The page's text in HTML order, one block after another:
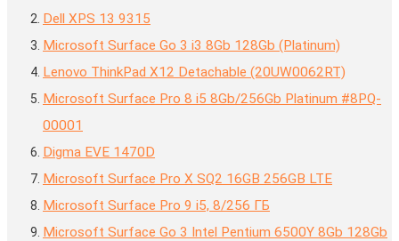
Dell XPS 13 9315
Microsoft Surface Go 3 i3 8Gb 128Gb (Platinum)
Lenovo ThinkPad X12 Detachable (20UW0062RT)
Microsoft Surface Pro 8 i5 8Gb/256Gb Platinum #8PQ-
00001
Digma EVE 1470D
Microsoft Surface Pro X SQ2 16GB 256GB LTE
Microsoft Surface Pro 9 i5, 8/256 ГБ
Microsoft Surface Go 3 Intel Pentium 6500Y 8Gb 128Gb